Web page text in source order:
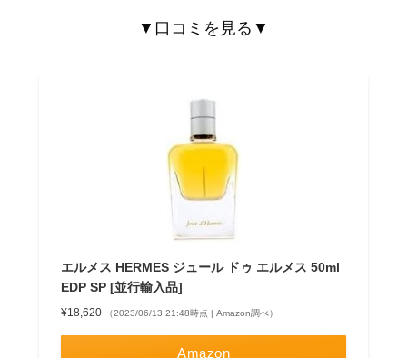
▼口コミを見る▼
エルメス HERMES ジュール ドゥ エルメス 50ml
EDP SP [並行輸入品]
¥18,620 （2023/06/13 21:48時点 | Amazon調べ）
Amazon